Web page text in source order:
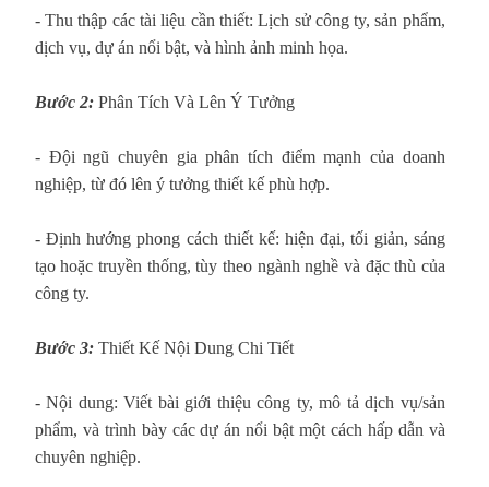
- Thu thập các tài liệu cần thiết: Lịch sử công ty, sản phẩm,
dịch vụ, dự án nổi bật, và hình ảnh minh họa.
Bước 2:Phân Tích Và Lên Ý Tưởng
- Đội ngũ chuyên gia phân tích điểm mạnh của doanh
nghiệp, từ đó lên ý tưởng thiết kế phù hợp.
- Định hướng phong cách thiết kế: hiện đại, tối giản, sáng
tạo hoặc truyền thống, tùy theo ngành nghề và đặc thù của
công ty.
Bước 3:Thiết Kế Nội Dung Chi Tiết
- Nội dung: Viết bài giới thiệu công ty, mô tả dịch vụ/sản
phẩm, và trình bày các dự án nổi bật một cách hấp dẫn và
chuyên nghiệp.